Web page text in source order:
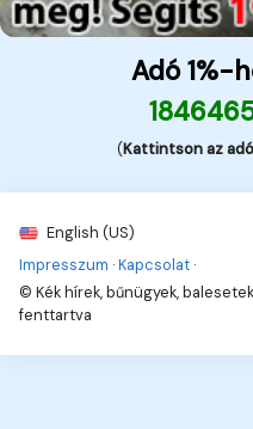
Adó 1%-
(Kattintson az
English (US)
Impresszum ·Kapcsolat ·
© Kék hírek, bűnügyek,
fenttartva